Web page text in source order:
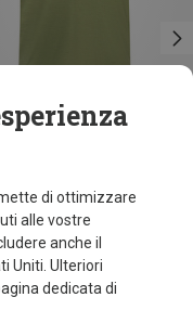
di ottimizzare
alle vostre
anche il
Uniti. Ulteriori
dedicata di